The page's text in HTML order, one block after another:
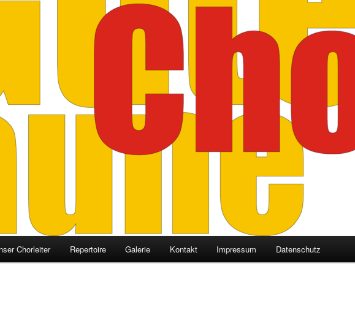
Chorleiter Repertoire Galerie Kontakt Impressum Datenschutz